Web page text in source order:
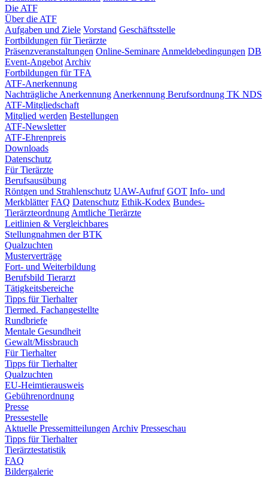
Die ATF
Über die ATF
Aufgaben und Ziele Vorstand Geschäftsstelle
Fortbildungen für Tierärzte
Präsenzveranstaltungen Online-Seminare Anmeldebedingungen DB
Event-Angebot Archiv
Fortbildungen für TFA
ATF-Anerkennung
Nachträgliche Anerkennung Anerkennung Berufsordnung TK NDS
ATF-Mitgliedschaft
Mitglied werden Bestellungen
ATF-Newsletter
ATF-Ehrenpreis
Downloads
Datenschutz
Für Tierärzte
Berufsausübung
Röntgen und Strahlenschutz UAW-Aufruf GOT Info- und
Merkblätter FAQ Datenschutz Ethik-Kodex Bundes-
Tierärzteordnung Amtliche Tierärzte
Leitlinien & Vergleichbares
Stellungnahmen der BTK
Qualzuchten
Musterverträge
Fort- und Weiterbildung
Berufsbild Tierarzt
Tätigkeitsbereiche
Tipps für Tierhalter
Tiermed. Fachangestellte
Rundbriefe
Mentale Gesundheit
Gewalt/Missbrauch
Für Tierhalter
Tipps für Tierhalter
Qualzuchten
EU-Heimtierausweis
Gebührenordnung
Presse
Pressestelle
Aktuelle Pressemitteilungen Archiv Presseschau
Tipps für Tierhalter
Tierärztestatistik
FAQ
Bildergalerie